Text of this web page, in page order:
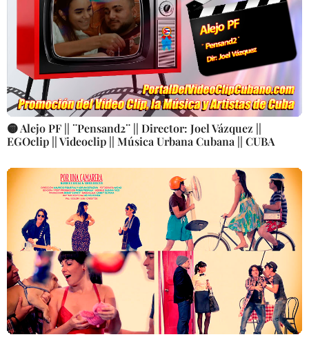
🟡 Alejo PF || ¨Pensand2¨ || Director: Joel Vázquez ||
EGOclip || Videoclip || Música Urbana Cubana || CUBA